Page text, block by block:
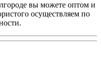
вы можете оптом и
осуществляем по